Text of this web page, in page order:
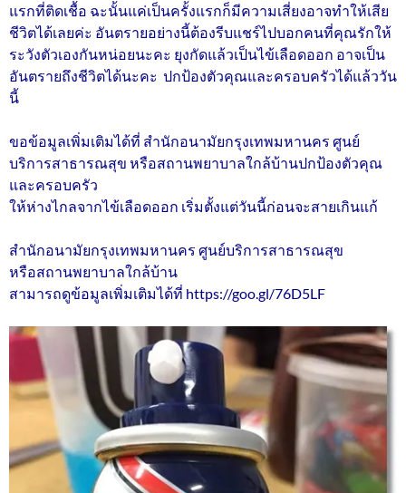
แรกที่ติดเชื้อ ฉะนั้นแค่เป็นครั้งแรกก็มีความเสี่ยงอาจทำให้เสีย
ชีวิตได้เลยค่ะ อันตรายอย่างนี้ต้องรีบแชร์ไปบอกคนที่คุณรักให้
ระวังตัวเองกันหน่อยนะคะ ยุงกัดแล้วเป็นไข้เลือดออก อาจเป็น
อันตรายถึงชีวิตได้นะคะ ปกป้องตัวคุณและครอบครัวได้แล้ววัน
นี้
ขอข้อมูลเพิ่มเติมได้ที่ สำนักอนามัยกรุงเทพมหานคร ศูนย์
บริการสาธารณสุข หรือสถานพยาบาลใกล้บ้านปกป้องตัวคุณ
และครอบครัว
ให้ห่างไกลจากไข้เลือดออก เริ่มตั้งแต่วันนี้ก่อนจะสายเกินแก้
สำนักอนามัยกรุงเทพมหานคร ศูนย์บริการสาธารณสุข
หรือสถานพยาบาลใกล้บ้าน
สามารถดูข้อมูลเพิ่มเติมได้ที่ https://goo.gl/76D5LF